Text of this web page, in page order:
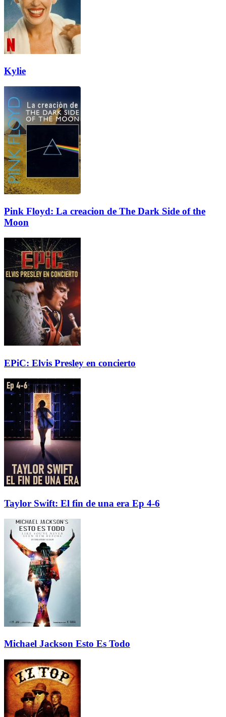
Kylie
Pink Floyd: La creacion de The Dark Side of the
Moon
EPiC: Elvis Presley en concierto
Taylor Swift: El fin de una era Ep 4-6
Michael Jackson Esto Es Todo